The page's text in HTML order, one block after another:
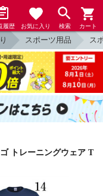
履歴 お気に入り 検索 カート
スポーツ用品 ス
トレーニングウェア T